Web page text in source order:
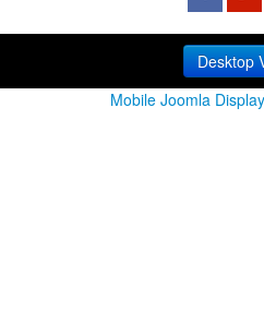
Desktop
Mobile Joomla Display